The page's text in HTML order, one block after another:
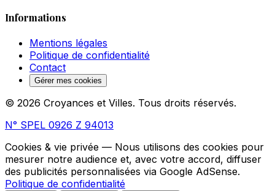
Informations
Mentions légales
Politique de confidentialité
Contact
Gérer mes cookies
© 2026 Croyances et Villes. Tous droits réservés.
N° SPEL 0926 Z 94013
Cookies & vie privée — Nous utilisons des cookies pour
mesurer notre audience et, avec votre accord, diffuser
des publicités personnalisées via Google AdSense.
Politique de confidentialité